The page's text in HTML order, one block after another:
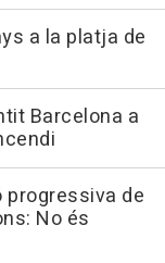
a la platja de
Barcelona a
de
No és